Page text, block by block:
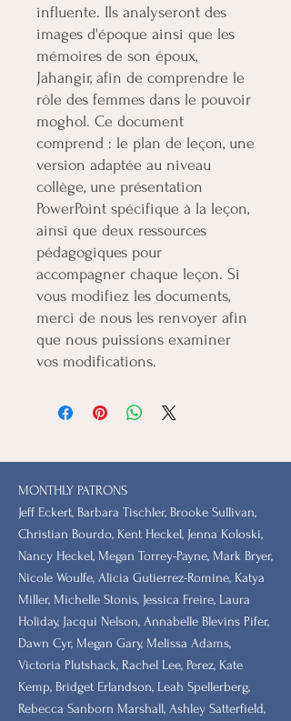
influente. Ils analyseront des
images d'époque ainsi que les
mémoires de son époux,
Jahangir, afin de comprendre le
rôle des femmes dans le pouvoir
moghol. Ce document
comprend : le plan de leçon, une
version adaptée au niveau
collège, une présentation
PowerPoint spécifique à la leçon,
ainsi que deux ressources
pédagogiques pour
accompagner chaque leçon. Si
vous modifiez les documents,
merci de nous les renvoyer afin
que nous puissions examiner
vos modifications.
MONTHLY PATRONS
​Jeff Eckert, Barbara Tischler, Brooke Sullivan,
Christian Bourdo, Kent Heckel, Jenna Koloski,
Nancy Heckel, Megan Torrey-Payne, Mark Bryer,
Nicole Woulfe, Alicia Gutierrez-Romine, Katya
Miller, Michelle Stonis, Jessica Freire, Laura
Holiday, Jacqui Nelson, Annabelle Blevins Pifer,
Dawn Cyr, Megan Gary, Melissa Adams,
Victoria Plutshack, Rachel Lee, Perez, Kate
Kemp, Bridget Erlandson, Leah Spellerberg,
Rebecca Sanborn Marshall​, Ashley Satterfield,